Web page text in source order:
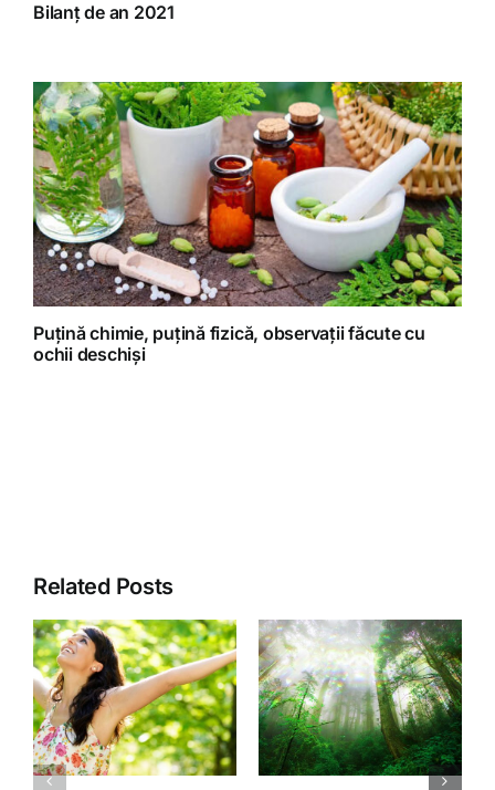
Bilanț de an 2021
Puțină chimie, puțină fizică, observații făcute cu
ochii deschiși
Related Posts